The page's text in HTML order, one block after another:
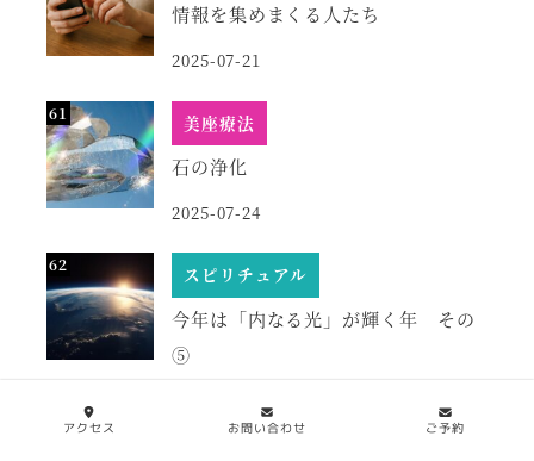
情報を集めまくる人たち
2025-07-21
美座療法
石の浄化
2025-07-24
スピリチュアル
今年は「内なる光」が輝く年 その
⑤
アクセス お問い合わせ ご予約